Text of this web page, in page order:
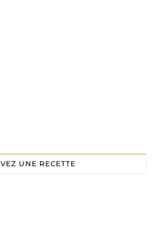
UNE RECETTE